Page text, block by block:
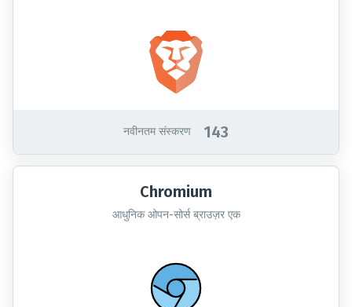
नवीनतम संस्करण 143
Chromium
आधुनिक ओपन-सोर्स ब्राउज़र एक